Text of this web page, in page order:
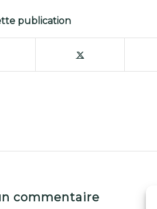
publication
commentaire